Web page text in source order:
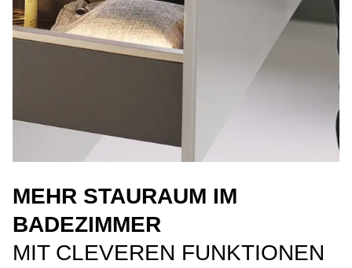
MEHR STAURAUM IM
BADEZIMMER
MIT CLEVEREN FUNKTIONEN